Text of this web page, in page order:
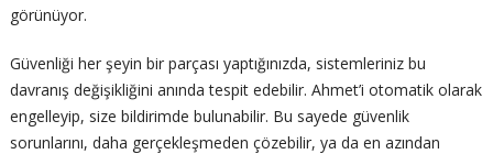
görünüyor.
Güvenliği her şeyin bir parçası yaptığınızda, sistemleriniz bu
davranış değişikliğini anında tespit edebilir. Ahmet’i otomatik olarak
engelleyip, size bildirimde bulunabilir. Bu sayede güvenlik
sorunlarını, daha gerçekleşmeden çözebilir, ya da en azından